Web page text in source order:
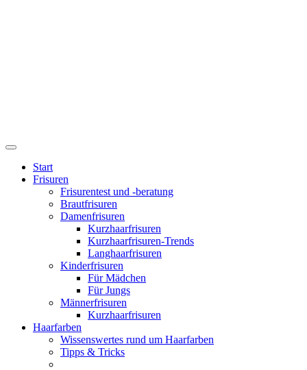
Start
Frisuren
Frisurentest und -beratung
Brautfrisuren
Damenfrisuren
Kurzhaarfrisuren
Kurzhaarfrisuren-Trends
Langhaarfrisuren
Kinderfrisuren
Für Mädchen
Für Jungs
Männerfrisuren
Kurzhaarfrisuren
Haarfarben
Wissenswertes rund um Haarfarben
Tipps & Tricks